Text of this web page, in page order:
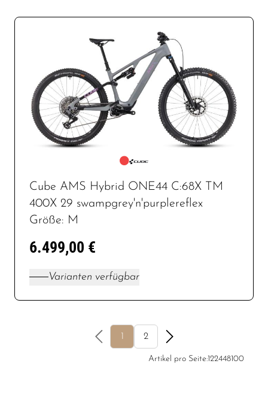
Cube AMS Hybrid ONE44 C:68X TM
400X 29 swampgrey'n'purplereflex
Größe: M
6.499,00 €
Varianten verfügbar
1 2
Artikel pro Seite:122448100